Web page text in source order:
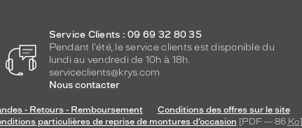
Service Clients : 09 69 32 80 35
Pendant l'été, le service clients est disponible du
lundi au vendredi de 10h à 18h.
serviceclients@krys.com
Nous contacter
- Retours - Remboursement Conditions des offres sur le site
particulières de reprise de montures d’occasion [PDF — 86 Ko]